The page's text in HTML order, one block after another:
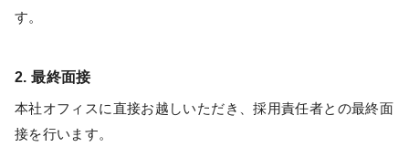
す。
2. 最終面接
本社オフィスに直接お越しいただき、採用責任者との最終面
接を行います。